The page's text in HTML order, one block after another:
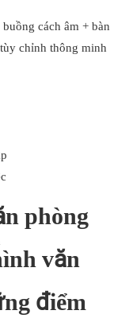
cách âm + bàn
chỉnh thông minh
phòng
văn
điểm